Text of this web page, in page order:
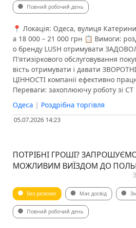
Повний робочий день
📍 Локація: Одеса, вулиця
а 18 000 – 21 000 грн 📋 Вимоги:
о бренду LUSH отримувати
П'ятизіркового обслуговування
вість отримувати і давати
ЦІННОСТІ компанії ефективно
Переваги: захоплюючу роботу зі СТ
Одеса | Роздрібна торгівля
05.07.2026 14:23
ПОТРІБНІ ГРОШІ?
МОЖЛИВИМ ВИЇЗДОМ ДО
Без резюме Має досвід
Повний робочий день